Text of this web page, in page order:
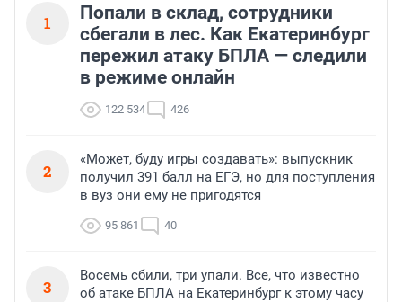
1
Попали в склад, сотрудники
сбегали в лес. Как Екатеринбург
пережил атаку БПЛА — следили
в режиме онлайн
122 534 426
2
«Может, буду игры создавать»: выпускник
получил 391 балл на ЕГЭ, но для поступления
в вуз они ему не пригодятся
95 861 40
3
Восемь сбили, три упали. Все, что известно
об атаке БПЛА на Екатеринбург к этому часу